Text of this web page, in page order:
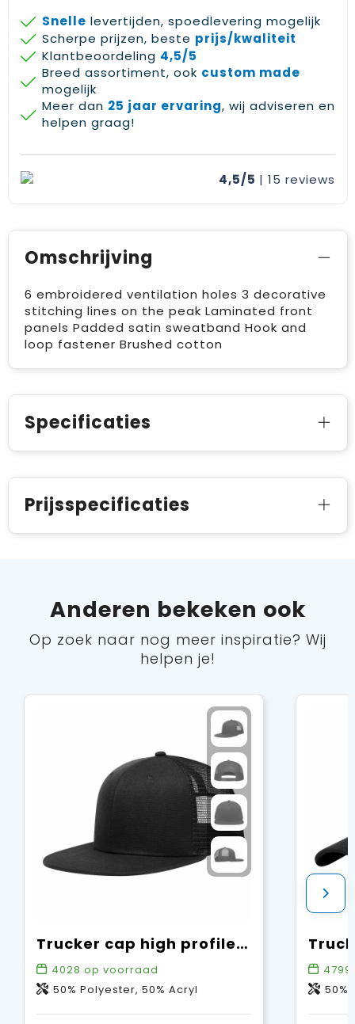
Snelle levertijden, spoedlevering mogelijk
Scherpe prijzen, beste prijs/kwaliteit
Klantbeoordeling 4,5/5
Breed assortiment, ook custom made
mogelijk
Meer dan 25 jaar ervaring, wij adviseren en
helpen graag!
4,5/5 | 15 reviews
Omschrijving
6 embroidered ventilation holes 3 decorative
stitching lines on the peak Laminated front
panels Padded satin sweatband Hook and
loop fastener Brushed cotton
Specificaties
Prijsspecificaties
Anderen bekeken ook
Op zoek naar nog meer inspiratie? Wij
helpen je!
Trucker cap high profile - Retail
4028 op voorraad
50% Polyester, 50% Acryl
4799
50%